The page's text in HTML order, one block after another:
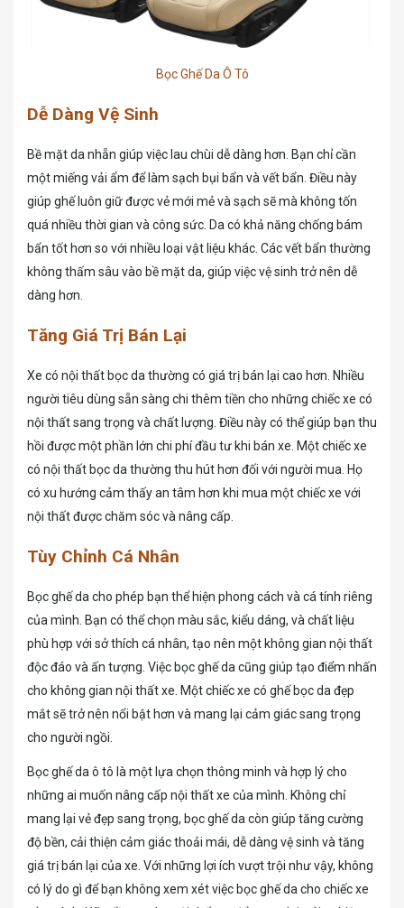
Bọc Ghế Da Ô Tô
Dễ Dàng Vệ Sinh
Bề mặt da nhẵn giúp việc lau chùi dễ dàng hơn. Bạn chỉ cần
một miếng vải ẩm để làm sạch bụi bẩn và vết bẩn. Điều này
giúp ghế luôn giữ được vẻ mới mẻ và sạch sẽ mà không tốn
quá nhiều thời gian và công sức. Da có khả năng chống bám
bẩn tốt hơn so với nhiều loại vật liệu khác. Các vết bẩn thường
không thấm sâu vào bề mặt da, giúp việc vệ sinh trở nên dễ
dàng hơn.
Tăng Giá Trị Bán Lại
Xe có nội thất bọc da thường có giá trị bán lại cao hơn. Nhiều
người tiêu dùng sẵn sàng chi thêm tiền cho những chiếc xe có
nội thất sang trọng và chất lượng. Điều này có thể giúp bạn thu
hồi được một phần lớn chi phí đầu tư khi bán xe. Một chiếc xe
có nội thất bọc da thường thu hút hơn đối với người mua. Họ
có xu hướng cảm thấy an tâm hơn khi mua một chiếc xe với
nội thất được chăm sóc và nâng cấp.
Tùy Chỉnh Cá Nhân
Bọc ghế da cho phép bạn thể hiện phong cách và cá tính riêng
của mình. Bạn có thể chọn màu sắc, kiểu dáng, và chất liệu
phù hợp với sở thích cá nhân, tạo nên một không gian nội thất
độc đáo và ấn tượng. Việc bọc ghế da cũng giúp tạo điểm nhấn
cho không gian nội thất xe. Một chiếc xe có ghế bọc da đẹp
mắt sẽ trở nên nổi bật hơn và mang lại cảm giác sang trọng
cho người ngồi.
Bọc ghế da ô tô là một lựa chọn thông minh và hợp lý cho
những ai muốn nâng cấp nội thất xe của mình. Không chỉ
mang lại vẻ đẹp sang trọng, bọc ghế da còn giúp tăng cường
độ bền, cải thiện cảm giác thoải mái, dễ dàng vệ sinh và tăng
giá trị bán lại của xe. Với những lợi ích vượt trội như vậy, không
có lý do gì để bạn không xem xét việc bọc ghế da cho chiếc xe